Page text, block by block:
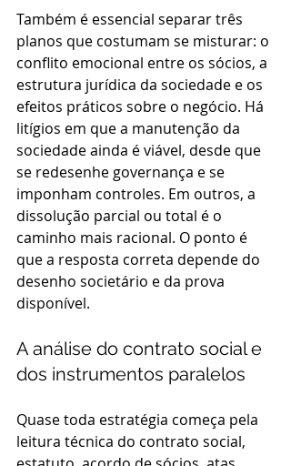
Também é essencial separar três
planos que costumam se misturar: o
conflito emocional entre os sócios, a
estrutura jurídica da sociedade e os
efeitos práticos sobre o negócio. Há
litígios em que a manutenção da
sociedade ainda é viável, desde que
se redesenhe governança e se
imponham controles. Em outros, a
dissolução parcial ou total é o
caminho mais racional. O ponto é
que a resposta correta depende do
desenho societário e da prova
disponível.
A análise do contrato social e
dos instrumentos paralelos
Quase toda estratégia começa pela
leitura técnica do contrato social,